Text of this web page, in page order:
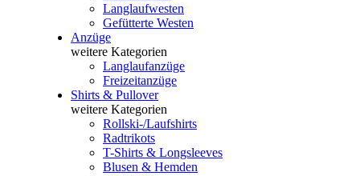
Langlaufwesten
Gefütterte Westen
Anzüge
weitere Kategorien
Langlaufanzüge
Freizeitanzüge
Shirts & Pullover
weitere Kategorien
Rollski-/Laufshirts
Radtrikots
T-Shirts & Longsleeves
Blusen & Hemden